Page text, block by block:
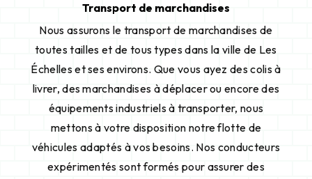
Transport de marchandises
Nous assurons le transport de marchandises de
toutes tailles et de tous types dans la ville de Les
Échelles et ses environs. Que vous ayez des colis à
livrer, des marchandises à déplacer ou encore des
équipements industriels à transporter, nous
mettons à votre disposition notre flotte de
véhicules adaptés à vos besoins. Nos conducteurs
expérimentés sont formés pour assurer des